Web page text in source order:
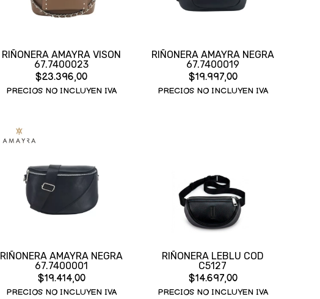
RIÑONERA AMAYRA VISON
67.7400023
$23.396,00
PRECIOS NO INCLUYEN IVA
RIÑONERA AMAYRA NEGRA
67.7400019
$19.997,00
PRECIOS NO INCLUYEN IVA
RIÑONERA AMAYRA NEGRA
67.7400001
$19.414,00
PRECIOS NO INCLUYEN IVA
RIÑONERA LEBLU COD
C5127
$14.697,00
PRECIOS NO INCLUYEN IVA